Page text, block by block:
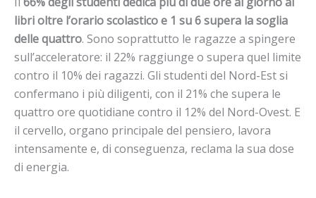
libri oltre l’orario scolastico e 1 su 6 supera la soglia
delle quattro. Sono soprattutto le ragazze a spingere
sull’acceleratore: il 22% raggiunge o supera quel limite
contro il 10% dei ragazzi. Gli studenti del Nord-Est si
confermano i più diligenti, con il 21% che supera le
quattro ore quotidiane contro il 12% del Nord-Ovest. E
il cervello, organo principale del pensiero, lavora
intensamente e, di conseguenza, reclama la sua dose
di energia.